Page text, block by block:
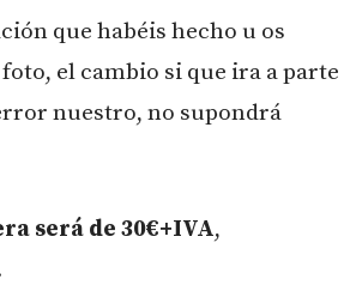
que habéis hecho u os
el cambio si que ira a parte
nuestro, no supondrá
será de 30€+IVA,